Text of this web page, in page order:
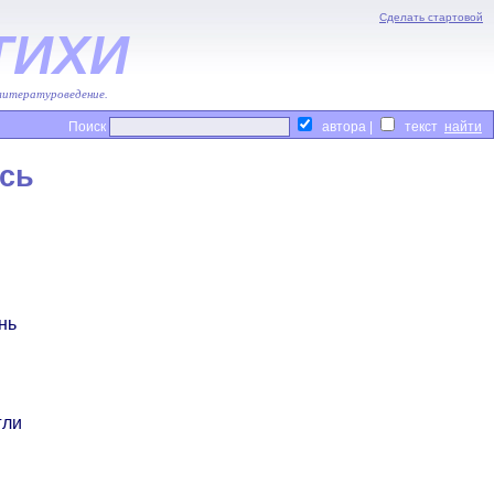
Сделать стартовой
Поиск автора | текст